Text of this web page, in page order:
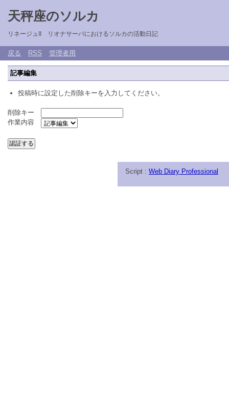
天秤座のソルカ
リネージュII リオナサーバにおけるソルカの活動日記
戻る RSS 管理者用
記事編集
投稿時に設定した削除キーを入力してください。
削除キー
作業内容
Script : Web Diary Professional